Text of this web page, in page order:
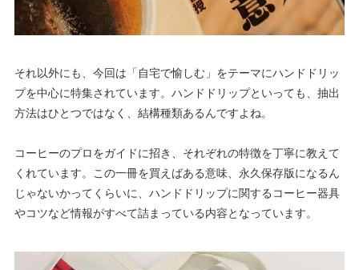
それ以外にも、今回は「自宅で愉しむ」をテーマにハンドドリッ
プを中心に特集されています。ハンドドリップといっても、抽出
方法はひとつではなく、結構種類あるんですよね。
コーヒーのプロをガイドに招き、それぞれの特徴を丁寧に教えて
くれています。この一冊を買えばある意味、永久保存版になるん
じゃないかってくらいに、ハンドドリップに関するコーヒー器具
やコツなど情報がすべて詰まっている内容となっています。